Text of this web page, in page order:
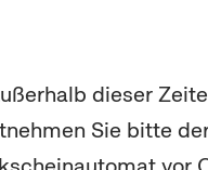
dieser
Sie bitte